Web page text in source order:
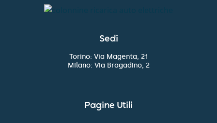
Sedi
Torino: Via Magenta, 21
Milano: Via Bragadino, 2
Pagine Utili